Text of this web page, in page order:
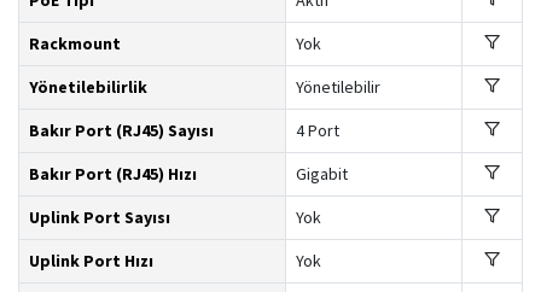
Rackmount
Yok
Yönetilebilirlik
Yönetilebilir
Bakır Port (RJ45) Sayısı
4 Port
Bakır Port (RJ45) Hızı
Gigabit
Uplink Port Sayısı
Yok
Uplink Port Hızı
Yok